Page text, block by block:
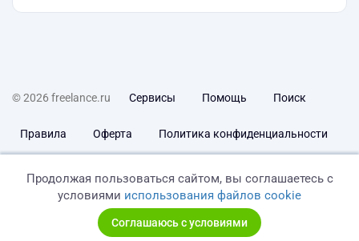
© 2026 freelance.ru Сервисы Помощь Поиск
Правила Оферта Политика конфиденциальности
Продолжая пользоваться сайтом, вы соглашаетесь с
условиями использования файлов cookie
Соглашаюсь с условиями